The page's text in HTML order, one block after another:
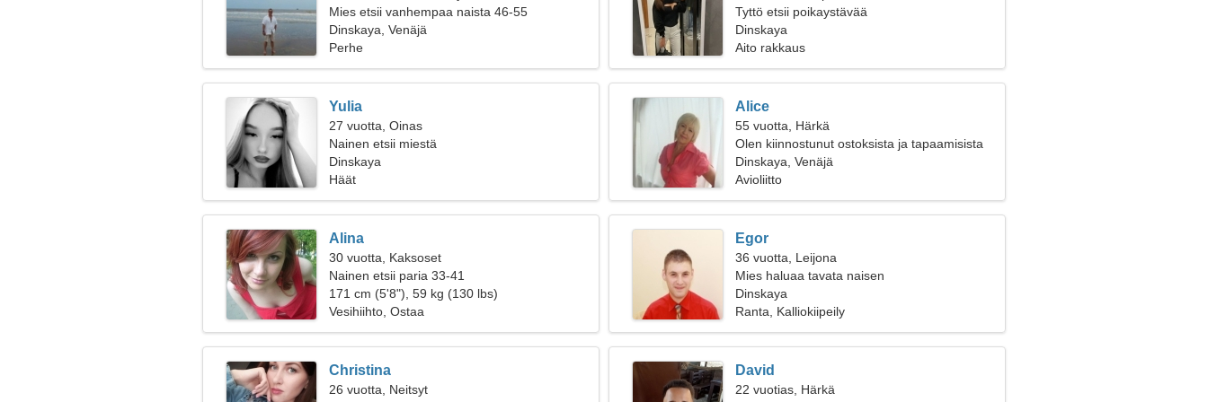
Mies etsii vanhempaa naista 46-55
Dinskaya, Venäjä
Perhe
Tyttö etsii poikaystävää
Dinskaya
Aito rakkaus
Yulia
27 vuotta, Oinas
Nainen etsii miestä
Dinskaya
Häät
Alice
55 vuotta, Härkä
Olen kiinnostunut ostoksista ja tapaamisista
Dinskaya, Venäjä
Avioliitto
Alina
30 vuotta, Kaksoset
Nainen etsii paria 33-41
171 cm (5'8"), 59 kg (130 lbs)
Vesihiihto, Ostaa
Egor
36 vuotta, Leijona
Mies haluaa tavata naisen
Dinskaya
Ranta, Kalliokiipeily
Christina
26 vuotta, Neitsyt
David
22 vuotias, Härkä